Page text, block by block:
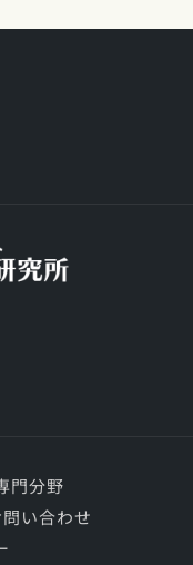
門分野
い合わせ